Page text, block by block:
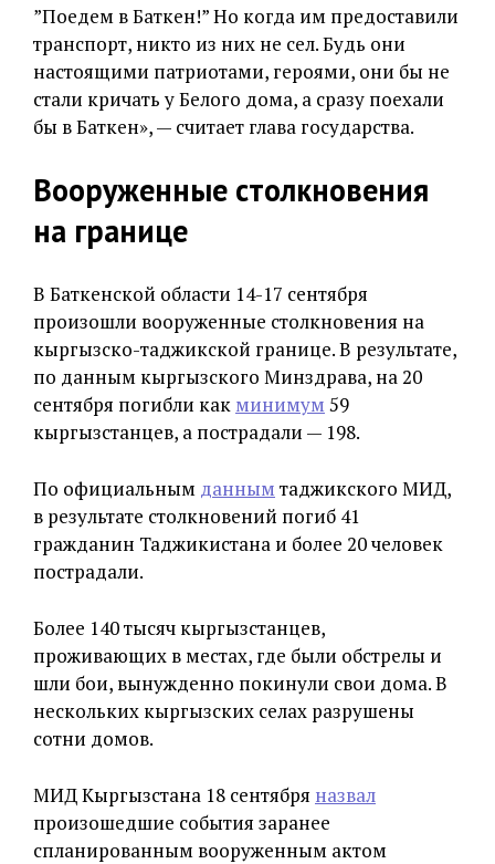
”Поедем в Баткен!” Но когда им предоставили
транспорт, никто из них не сел. Будь они
настоящими патриотами, героями, они бы не
стали кричать у Белого дома, а сразу поехали
бы в Баткен», — считает глава государства.
Вооруженные столкновения
на границе
В Баткенской области 14-17 сентября
произошли вооруженные столкновения на
кыргызско-таджикской границе. В результате,
по данным кыргызского Минздрава, на 20
сентября погибли как минимум 59
кыргызстанцев, а пострадали — 198.
По официальным данным таджикского МИД,
в результате столкновений погиб 41
гражданин Таджикистана и более 20 человек
пострадали.
Более 140 тысяч кыргызстанцев,
проживающих в местах, где были обстрелы и
шли бои, вынужденно покинули свои дома. В
нескольких кыргызских селах разрушены
сотни домов.
МИД Кыргызстана 18 сентября назвал
произошедшие события заранее
спланированным вооруженным актом